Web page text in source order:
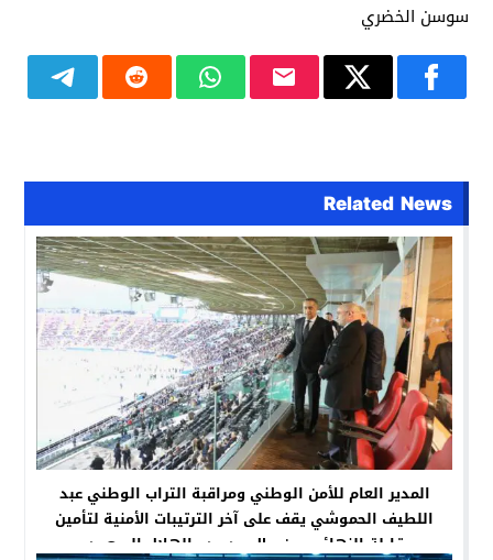
سوسن الخضري
Related News
المدير العام للأمن الوطني ومراقبة التراب الوطني عبد
اللطيف الحموشي يقف على آخر الترتيبات الأمنية لتأمين
مقابلة النهائي بين ريال مدريد والهلال السعودي